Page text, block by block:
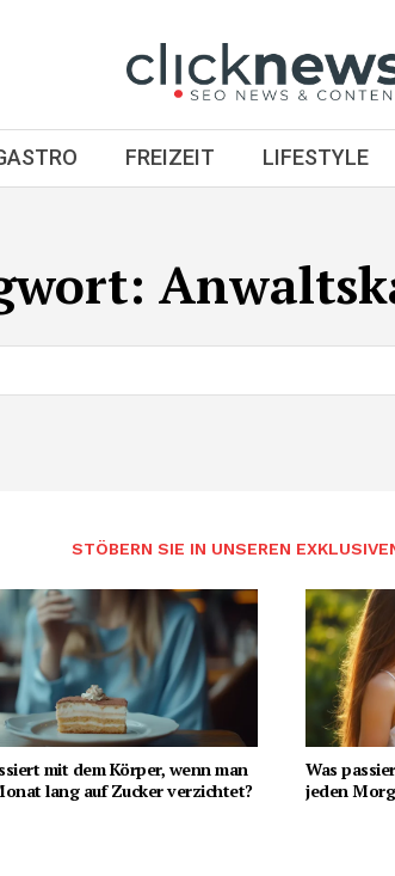
FREIZEIT LIFESTYLE
STÖBERN SIE IN UNSEREN
mit dem Körper, wenn man
lang auf Zucker verzichtet?
Was
jeden